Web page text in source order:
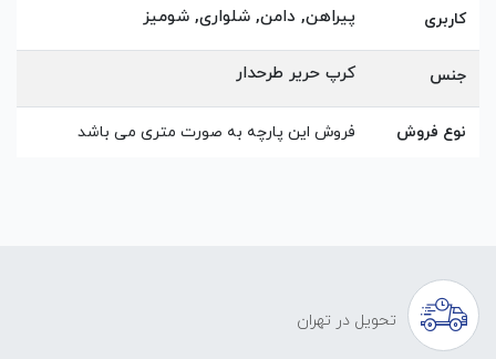
کاربری پیراهن, دامن, شلواری, شومیز
جنس کرپ حریر طرحدار
نوع فروش فروش این پارچه به صورت متری می باشد
تحویل در تهران